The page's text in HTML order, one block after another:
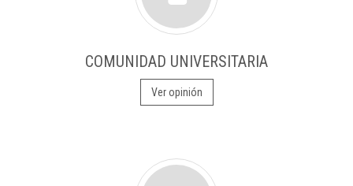
COMUNIDAD UNIVERSITARIA
Ver opinión